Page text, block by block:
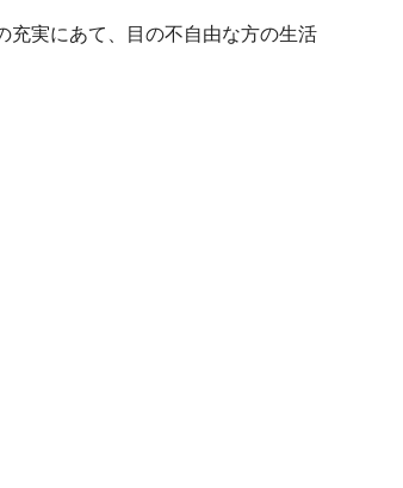
充実にあて、目の不自由な方の生活